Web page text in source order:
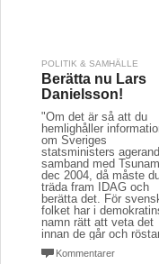
POLITIK & SAMHÄLLE
Berätta nu Lars
Danielsson!
"Om det är så att du
hemlighåller
om Sveriges
statsministers
samband med
dec 2004, då måste
träda fram IDAG och
berätta det. För
folket har i
namn rätt att veta det
innan de går och
Kommentarer